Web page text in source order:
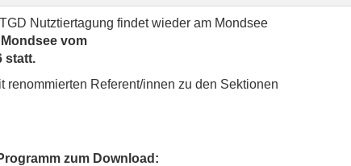
Nutztiertagung findet wieder am Mondsee
vom
statt.
renommierten Referent/innen zu den Sektionen
zum Download: